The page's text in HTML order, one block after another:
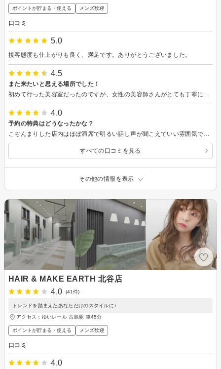
ポイントが貯まる・使える メンズ歓迎
口コミ
5.0
接客態度も仕上がりも良く、満足です。ありがとうございました。
4.5
また来たいと思える場所でした！
4.0
予約の特典はどうなったかな？
すべての口コミを見る
その他の情報を表示
HAIR & MAKE EARTH 北谷店
4.0
(41件)
トレンドを踏まえたあなただけのスタイルに♪
アクセス：ゆいレール 古島駅 車45分
ポイントが貯まる・使える メンズ歓迎
口コミ
4.0